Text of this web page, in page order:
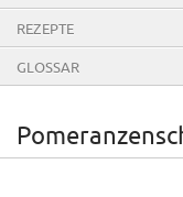
REZEPTE
GLOSSAR